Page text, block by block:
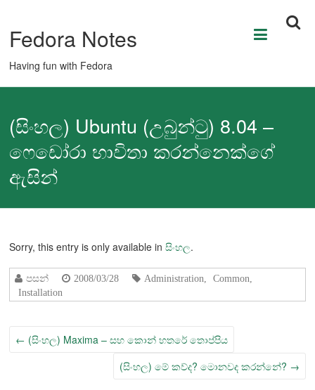
content
Fedora Notes
Having fun with Fedora
(සිංහල) Ubuntu (උබුන්ටු) 8.04 –
ෆෙඩෝරා භාවිතා කරන්නෙක්ගේ
ඇසින්
Sorry, this entry is only available inසිංහල.
පසන් 2008/03/28 Administration Common
Installation
← (සිංහල) Maxima – සහ කොන් හතරේ තොප්පිය
(සිංහල) මේ කව්ද? මොනවද කරන්නේ? →